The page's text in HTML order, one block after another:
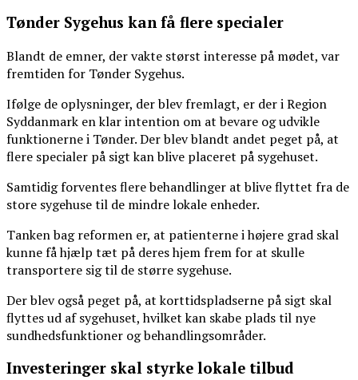
Tønder Sygehus kan få flere specialer
Blandt de emner, der vakte størst interesse på mødet, var
fremtiden for Tønder Sygehus.
Ifølge de oplysninger, der blev fremlagt, er der i Region
Syddanmark en klar intention om at bevare og udvikle
funktionerne i Tønder. Der blev blandt andet peget på, at
flere specialer på sigt kan blive placeret på sygehuset.
Samtidig forventes flere behandlinger at blive flyttet fra de
store sygehuse til de mindre lokale enheder.
Tanken bag reformen er, at patienterne i højere grad skal
kunne få hjælp tæt på deres hjem frem for at skulle
transportere sig til de større sygehuse.
Der blev også peget på, at korttidspladserne på sigt skal
flyttes ud af sygehuset, hvilket kan skabe plads til nye
sundhedsfunktioner og behandlingsområder.
Investeringer skal styrke lokale tilbud